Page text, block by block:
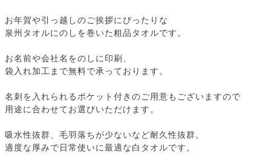
お年賀や引っ越しのご挨拶にぴったりな
泉州タオルにのしを巻いた粗品タオルです。
お名前や会社名をのしに印刷、
袋入れ加工まで無料で承っております。
名刺を入れられるポケット付きのご用意もございますので
用途に合わせてお選びいただけます。
吸水性抜群、毛羽落ちが少ないなど耐久性抜群。
適度な厚みで日常使いに最適な白タオルです。